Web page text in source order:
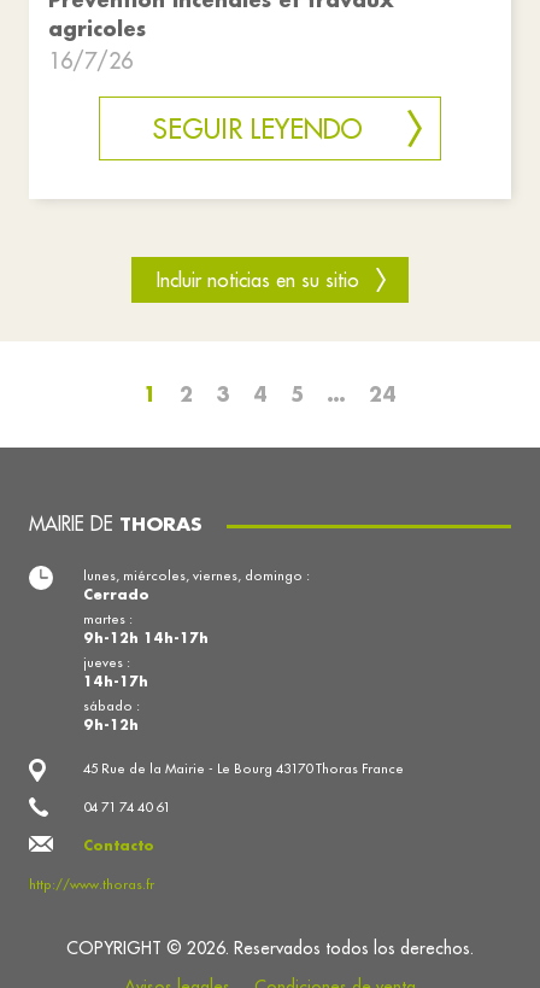
agricoles
16/7/26
SEGUIR LEYENDO
Incluir noticias en su sitio
1 2 3 4 5 … 24
MAIRIE DE THORAS
45 Rue de la Mairie - Le Bourg 43170 Thoras France
04 71 74 40 61
Contacto
http://www.thoras.fr
lunes, miércoles, viernes, domingo :
Cerrado
martes :
9h-12h 14h-17h
jueves :
14h-17h
sábado :
9h-12h
COPYRIGHT © 2026. Reservados todos los derechos.